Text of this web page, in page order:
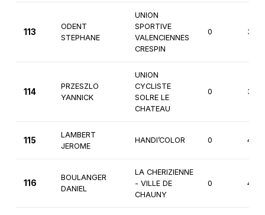
113
ODENT
STEPHANE
UNION
SPORTIVE
VALENCIENNES
CRESPIN
0
114
PRZESZLO
YANNICK
UNION
CYCLISTE
SOLRE LE
CHATEAU
0
115
LAMBERT
JEROME
HANDI’COLOR 0
116
BOULANGER
DANIEL
LA CHERIZIENNE
- VILLE DE
CHAUNY
0